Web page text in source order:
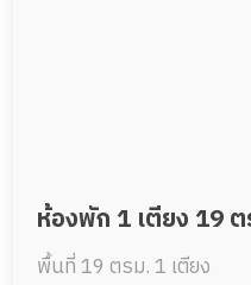
ห้องพัก 1 เตียง 19
พื้นที่ 19 ตรม. 1 เตียง